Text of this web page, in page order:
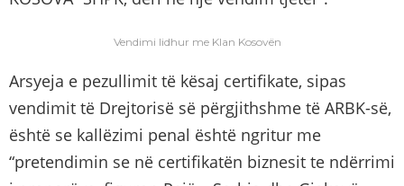
Vendimi lidhur me Klan Kosovën
Arsyeja e pezullimit të kësaj certifikate, sipas
vendimit të Drejtorisë së përgjithshme të ARBK-së,
është se kallëzimi penal është ngritur me
“pretendimin se në certifikatën biznesit te ndërrimi